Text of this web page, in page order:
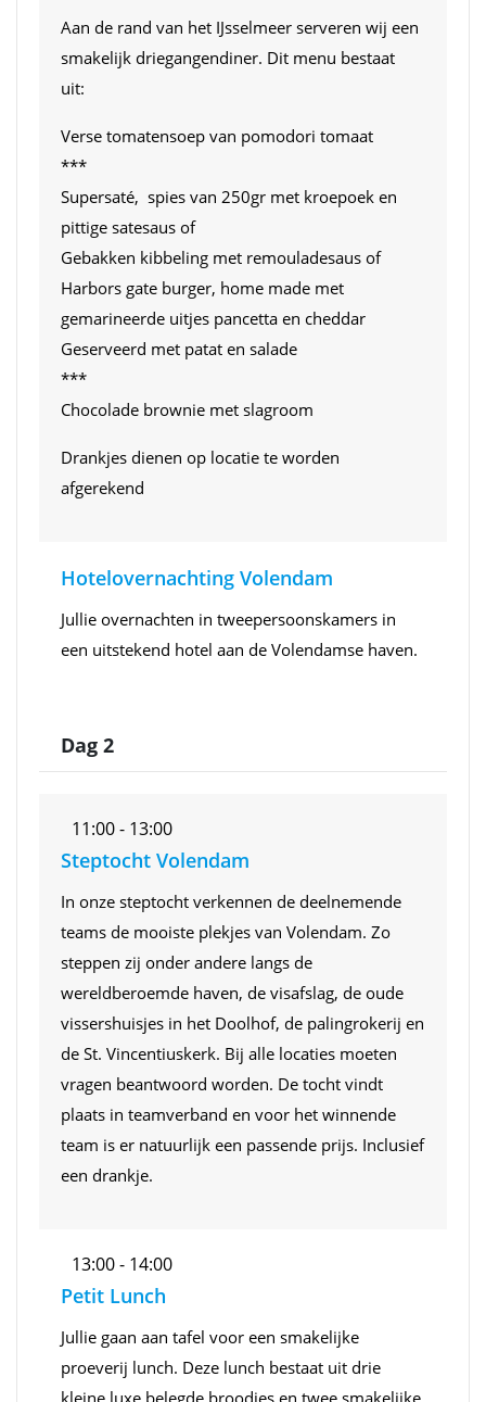
Aan de rand van het IJsselmeer serveren wij een
smakelijk driegangendiner. Dit menu bestaat
uit:
Verse tomatensoep van pomodori tomaat
***
Supersaté, spies van 250gr met kroepoek en
pittige satesaus of
Gebakken kibbeling met remouladesaus of
Harbors gate burger, home made met
gemarineerde uitjes pancetta en cheddar
Geserveerd met patat en salade
***
Chocolade brownie met slagroom
Drankjes dienen op locatie te worden
afgerekend
Hotelovernachting Volendam
Jullie overnachten in tweepersoonskamers in
een uitstekend hotel aan de Volendamse haven.
Dag 2
11:00 - 13:00
Steptocht Volendam
In onze steptocht verkennen de deelnemende
teams de mooiste plekjes van Volendam. Zo
steppen zij onder andere langs de
wereldberoemde haven, de visafslag, de oude
vissershuisjes in het Doolhof, de palingrokerij en
de St. Vincentiuskerk. Bij alle locaties moeten
vragen beantwoord worden. De tocht vindt
plaats in teamverband en voor het winnende
team is er natuurlijk een passende prijs. Inclusief
een drankje.
13:00 - 14:00
Petit Lunch
Jullie gaan aan tafel voor een smakelijke
proeverij lunch. Deze lunch bestaat uit drie
kleine luxe belegde broodjes en twee smakelijke